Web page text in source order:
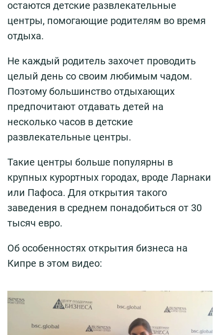
остаются детские развлекательные
центры, помогающие родителям во время
отдыха.
Не каждый родитель захочет проводить
целый день со своим любимым чадом.
Поэтому большинство отдыхающих
предпочитают отдавать детей на
несколько часов в детские
развлекательные центры.
Такие центры больше популярны в
крупных курортных городах, вроде Ларнаки
или Пафоса. Для открытия такого
заведения в среднем понадобиться от 30
тысяч евро.
Об особенностях открытия бизнеса на
Кипре в этом видео: